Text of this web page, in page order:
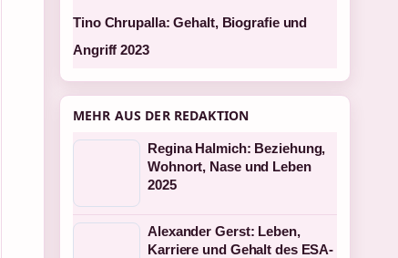
Tino Chrupalla: Gehalt, Biografie und
Angriff 2023
MEHR AUS DER REDAKTION
Regina Halmich: Beziehung,
Wohnort, Nase und Leben
2025
Alexander Gerst: Leben,
Karriere und Gehalt des ESA-